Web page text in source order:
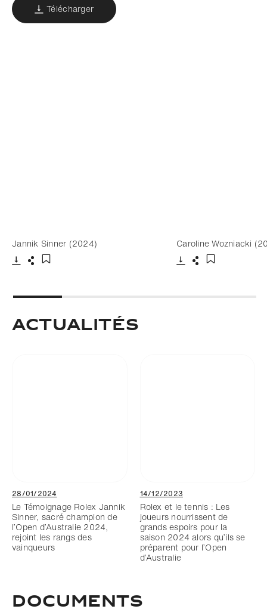
Télécharger
Jannik Sinner (2024) Caroline Wozniacki
ACTUALITÉS
28/01/2024
Le Témoignage Rolex Jannik
Sinner, sacré champion de
l’Open d’Australie 2024,
rejoint les rangs des
vainqueurs
14/12/2023
Rolex et le tennis : Les
joueurs nourrissent de
grands espoirs pour la
saison 2024 alors qu’ils se
préparent pour l’Open
d’Australie
DOCUMENTS